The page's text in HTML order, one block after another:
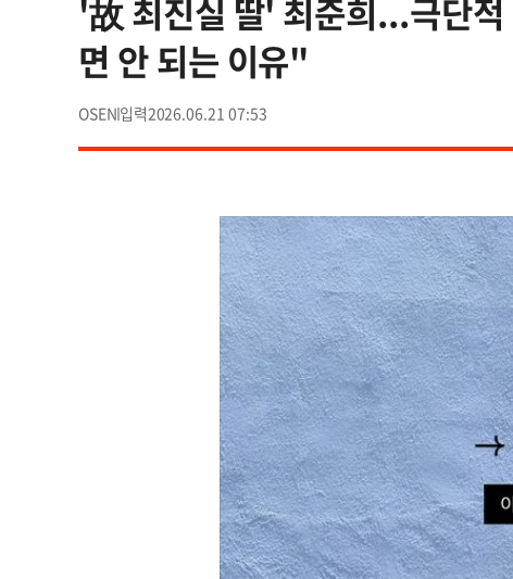
'故 최진실 딸' 최준희...극단
면 안 되는 이유"
OSEN 2026.06.21 07:53